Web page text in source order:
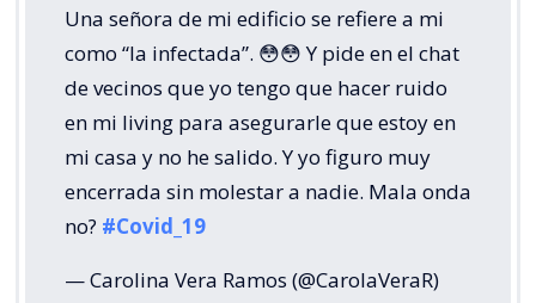
Una señora de mi edificio se refiere a mi
como “la infectada”. 😳😳 Y pide en el chat
de vecinos que yo tengo que hacer ruido
en mi living para asegurarle que estoy en
mi casa y no he salido. Y yo figuro muy
encerrada sin molestar a nadie. Mala onda
no? #Covid_19
— Carolina Vera Ramos (@CarolaVeraR)